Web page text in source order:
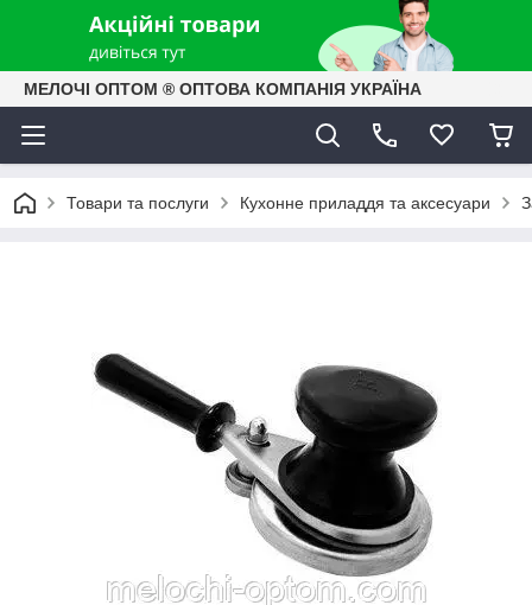
МЕЛОЧІ ОПТОМ ® ОПТОВА КОМПАНІЯ УКРАЇНА
Товари та послуги Кухонне приладдя та аксесуари